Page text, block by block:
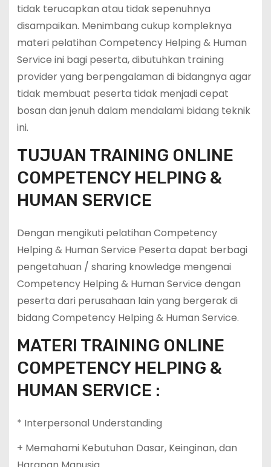
tidak terucapkan atau tidak sepenuhnya
disampaikan. Menimbang cukup kompleknya
materi pelatihan Competency Helping & Human
Service ini bagi peserta, dibutuhkan training
provider yang berpengalaman di bidangnya agar
tidak membuat peserta tidak menjadi cepat
bosan dan jenuh dalam mendalami bidang teknik
ini.
TUJUAN TRAINING ONLINE
COMPETENCY HELPING &
HUMAN SERVICE
Dengan mengikuti pelatihan Competency
Helping & Human Service Peserta dapat berbagi
pengetahuan / sharing knowledge mengenai
Competency Helping & Human Service dengan
peserta dari perusahaan lain yang bergerak di
bidang Competency Helping & Human Service.
MATERI TRAINING ONLINE
COMPETENCY HELPING &
HUMAN SERVICE :
* Interpersonal Understanding
+ Memahami Kebutuhan Dasar, Keinginan, dan